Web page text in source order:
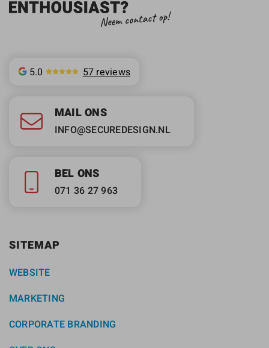
5.0 57 reviews
MAIL ONS
INFO@SECUREDESIGN.NL
BEL ONS
071 36 27 963
SITEMAP
WEBSITE
MARKETING
CORPORATE BRANDING